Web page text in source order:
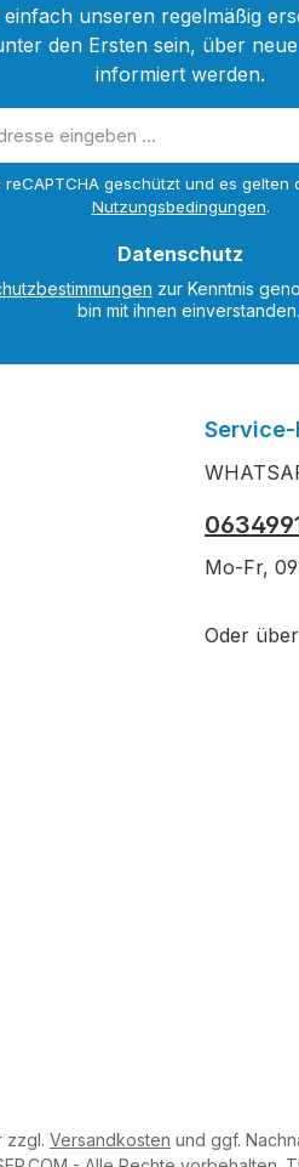
unseren regelmäßig
den Ersten sein, über
informiert werden.
geschützt und es gelten
Nutzungsbedingungen.
Datenschutz
zur Kenntnis
bin mit ihnen einverstanden.
Mo-Fr,
Oder
zzgl. Versandkosten und ggf.